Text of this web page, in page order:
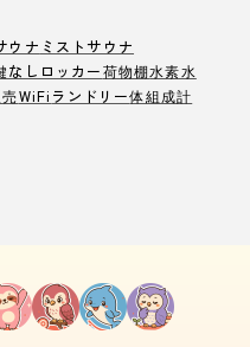
ウナ ミストサウナ
なしロッカー荷物棚水素水
WiFi ランドリー体組成計